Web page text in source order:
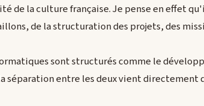
de la culture française. Je pense en effet
de la structuration des projets, des
sont structurés comme le
séparation entre les deux vient directement